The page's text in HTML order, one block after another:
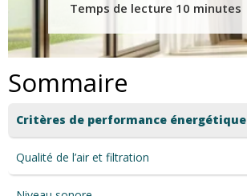
Sommaire
Critères de performance énergétique
Qualité de l’air et filtration